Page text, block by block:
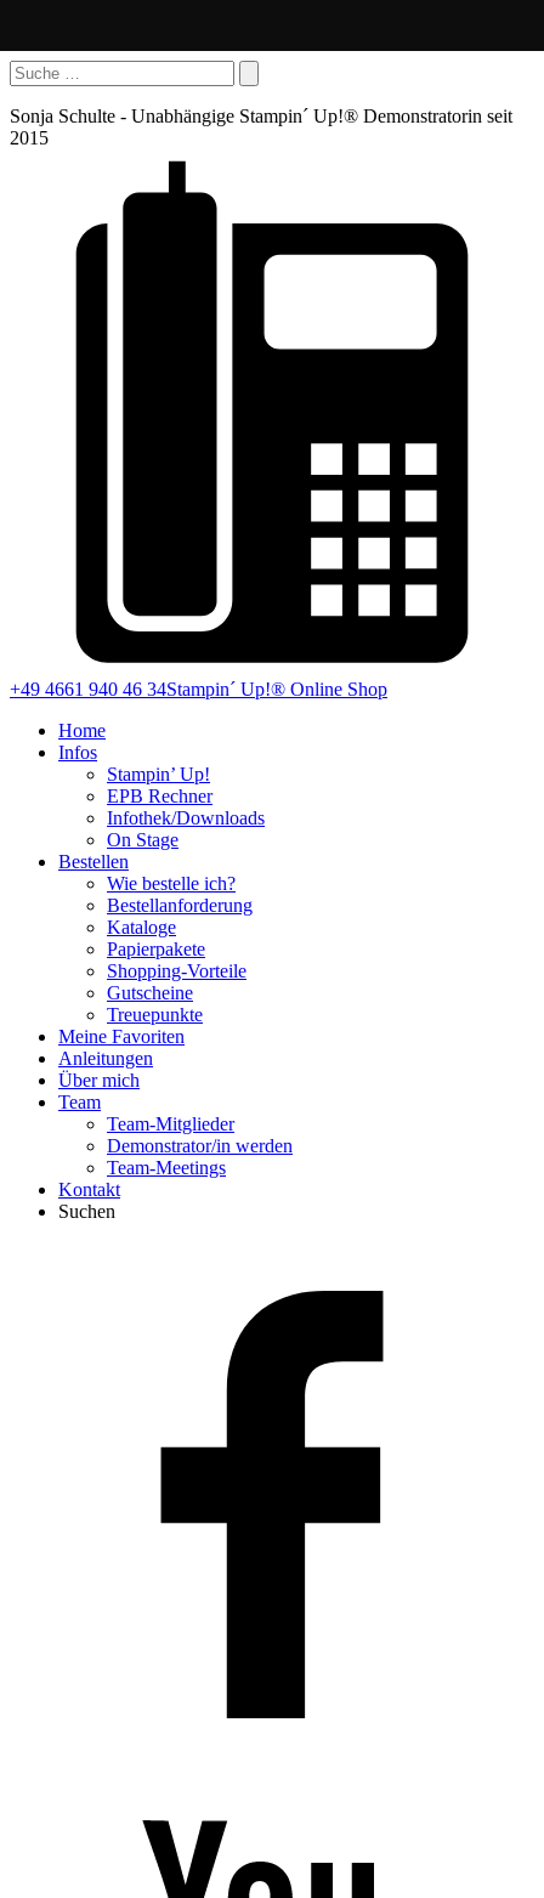
Sonja Schulte - Unabhängige Stampin´ Up!® Demonstratorin seit
2015
+49 4661 940 46 34Stampin´ Up!® Online Shop
Home
Infos
Stampin’ Up!
EPB Rechner
Infothek/Downloads
On Stage
Bestellen
Wie bestelle ich?
Bestellanforderung
Kataloge
Papierpakete
Shopping-Vorteile
Gutscheine
Treuepunkte
Meine Favoriten
Anleitungen
Über mich
Team
Team-Mitglieder
Demonstrator/in werden
Team-Meetings
Kontakt
Suchen